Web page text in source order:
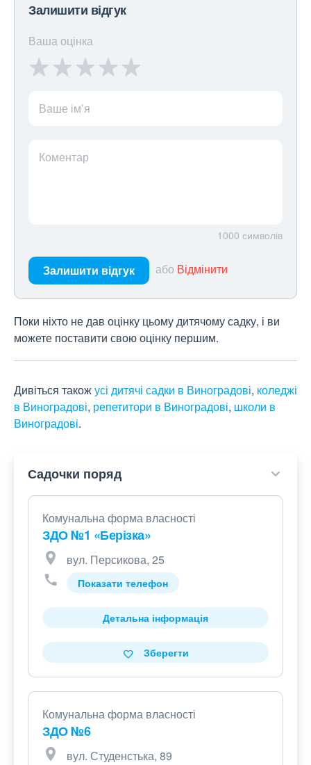
Залишити відгук
Ваша оцінка
Ваше ім’я
Коментар
1000 символів
Залишити відгук або Відмінити
Поки ніхто не дав оцінку цьому дитячому садку, і ви
можете поставити свою оцінку першим.
Дивіться такожусі дитячі садки в Виноградові, коледжі
в Виноградові, репетитори в Виноградові, школи в
Виноградові.
Садочки поряд
Комунальна форма власності
ЗДО №1 «Берізка»
вул. Персикова, 25
Показати телефон
Детальна інформація
Зберегти
Комунальна форма власності
ЗДО №6
вул. Студенстька, 89